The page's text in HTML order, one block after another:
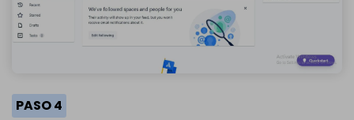
PASO 4